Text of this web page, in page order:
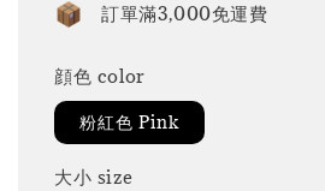
訂單滿3,000免運費
顔色 color
粉紅色 Pink
大小 size